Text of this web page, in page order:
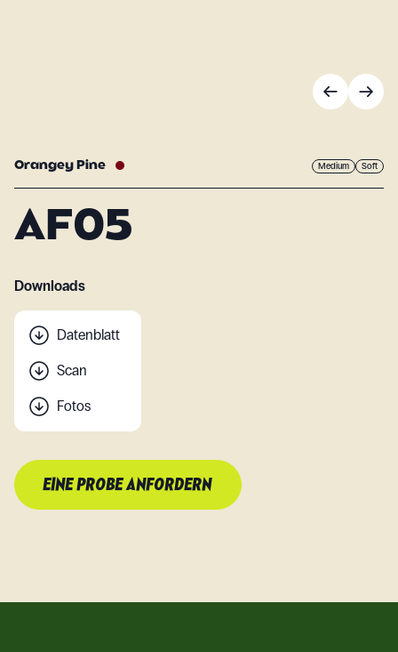
Orangey Pine Medium Soft
AF05
Downloads
Datenblatt
Scan
Fotos
EINE PROBE ANFORDERN